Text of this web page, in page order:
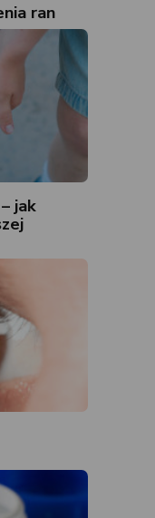
ran
jak